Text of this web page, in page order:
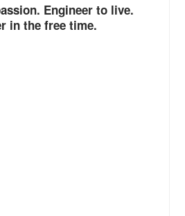
Engineer to live.
in the free time.